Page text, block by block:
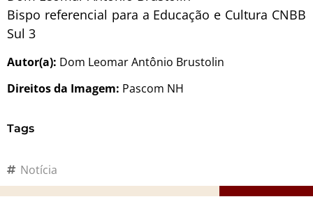
Bispo referencial para a Educação e Cultura CNBB
Sul 3
Autor(a): Dom Leomar Antônio Brustolin
Direitos da Imagem: Pascom NH
Tags
Notícia